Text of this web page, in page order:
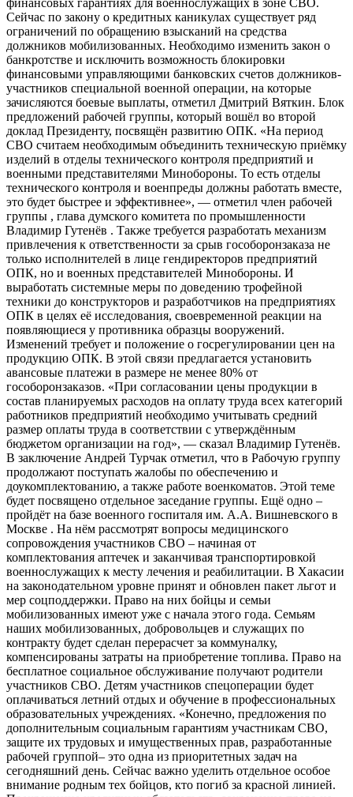
Сейчас по закону о кредитных каникулах существует ряд
ограничений по обращению взысканий на средства
должников мобилизованных. Необходимо изменить закон о
банкротстве и исключить возможность блокировки
финансовыми управляющими банковских счетов должников-
участников специальной военной операции, на которые
зачисляются боевые выплаты, отметил Дмитрий Вяткин. Блок
предложений рабочей группы, который вошёл во второй
доклад Президенту, посвящён развитию ОПК. «На период
СВО считаем необходимым объединить техническую приёмку
изделий в отделы технического контроля предприятий и
военными представителями Минобороны. То есть отделы
технического контроля и военпреды должны работать вместе,
это будет быстрее и эффективнее», — отметил член рабочей
группы , глава думского комитета по промышленности
Владимир Гутенёв . Также требуется разработать механизм
привлечения к ответственности за срыв гособоронзаказа не
только исполнителей в лице гендиректоров предприятий
ОПК, но и военных представителей Минобороны. И
выработать системные меры по доведению трофейной
техники до конструкторов и разработчиков на предприятиях
ОПК в целях её исследования, своевременной реакции на
появляющиеся у противника образцы вооружений.
Изменений требует и положение о госрегулировании цен на
продукцию ОПК. В этой связи предлагается установить
авансовые платежи в размере не менее 80% от
гособоронзаказов. «При согласовании цены продукции в
состав планируемых расходов на оплату труда всех категорий
работников предприятий необходимо учитывать средний
размер оплаты труда в соответствии с утверждённым
бюджетом организации на год», — сказал Владимир Гутенёв.
В заключение Андрей Турчак отметил, что в Рабочую группу
продолжают поступать жалобы по обеспечению и
доукомплектованию, а также работе военкоматов. Этой теме
будет посвящено отдельное заседание группы. Ещё одно –
пройдёт на базе военного госпиталя им. А.А. Вишневского в
Москве . На нём рассмотрят вопросы медицинского
сопровождения участников СВО – начиная от
комплектования аптечек и заканчивая транспортировкой
военнослужащих к месту лечения и реабилитации. В Хакасии
на законодательном уровне принят и обновлен пакет льгот и
мер соцподдержки. Право на них бойцы и семьи
мобилизованных имеют уже с начала этого года. Семьям
наших мобилизованных, добровольцев и служащих по
контракту будет сделан перерасчет за коммуналку,
компенсированы затраты на приобретение топлива. Право на
бесплатное социальное обслуживание получают родители
участников СВО. Детям участников спецоперации будет
оплачиваться летний отдых и обучение в профессиональных
образовательных учреждениях. «Конечно, предложения по
дополнительным социальным гарантиям участникам СВО,
защите их трудовых и имущественных прав, разработанные
рабочей группой– это одна из приоритетных задач на
сегодняшний день. Сейчас важно уделить отдельное особое
внимание родным тех бойцов, кто погиб за красной линией.